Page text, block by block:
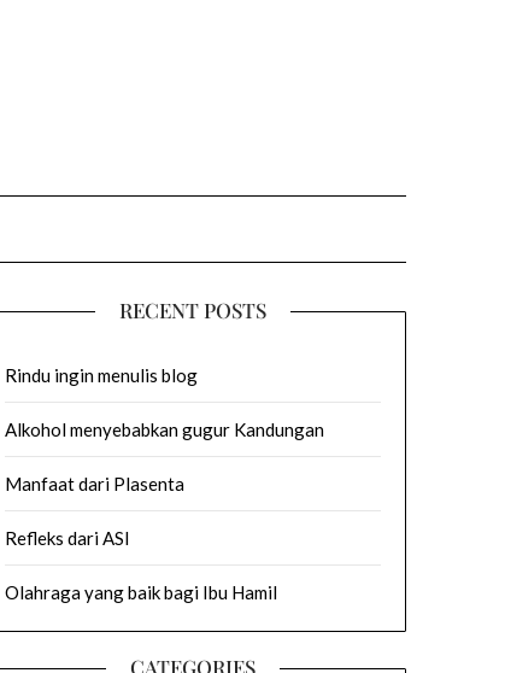
RECENT POSTS
Rindu ingin menulis blog
Alkohol menyebabkan gugur Kandungan
Manfaat dari Plasenta
Refleks dari ASI
Olahraga yang baik bagi Ibu Hamil
CATEGORIES